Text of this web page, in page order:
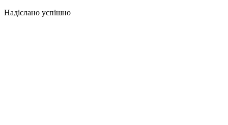
Надіслано успішно